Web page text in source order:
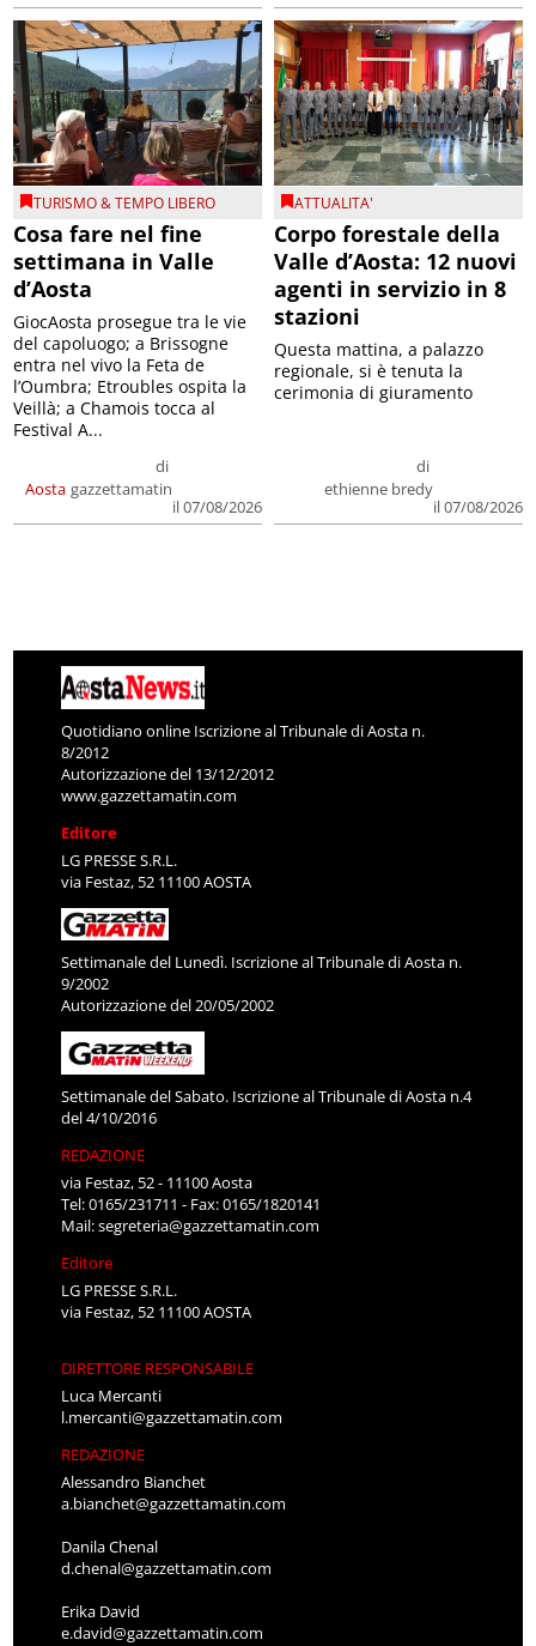
TURISMO & TEMPO LIBERO
Cosa fare nel fine
settimana in Valle
d’Aosta
Aosta
di
gazzettamatin
il 07/08/2026
GiocAosta prosegue tra le vie
del capoluogo; a Brissogne
entra nel vivo la Feta de
l’Oumbra; Etroubles ospita la
Veillà; a Chamois tocca al
Festival A...
ATTUALITA'
Corpo forestale della
Valle d’Aosta: 12 nuovi
agenti in servizio in 8
stazioni
di
ethienne bredy
il 07/08/2026
Questa mattina, a palazzo
regionale, si è tenuta la
cerimonia di giuramento
Quotidiano online Iscrizione al Tribunale di Aosta n.
8/2012
Autorizzazione del 13/12/2012
www.gazzettamatin.com
Editore
LG PRESSE S.R.L.
via Festaz, 52 11100 AOSTA
Settimanale del Lunedì. Iscrizione al Tribunale di Aosta n.
9/2002
Autorizzazione del 20/05/2002
Settimanale del Sabato. Iscrizione al Tribunale di Aosta n.4
del 4/10/2016
REDAZIONE
via Festaz, 52 - 11100 Aosta
Tel: 0165/231711 - Fax: 0165/1820141
Mail:segreteria@gazzettamatin.com
Editore
LG PRESSE S.R.L.
via Festaz, 52 11100 AOSTA
DIRETTORE RESPONSABILE
Luca Mercanti
l.mercanti@gazzettamatin.com
REDAZIONE
Alessandro Bianchet
a.bianchet@gazzettamatin.com
Danila Chenal
d.chenal@gazzettamatin.com
Erika David
e.david@gazzettamatin.com